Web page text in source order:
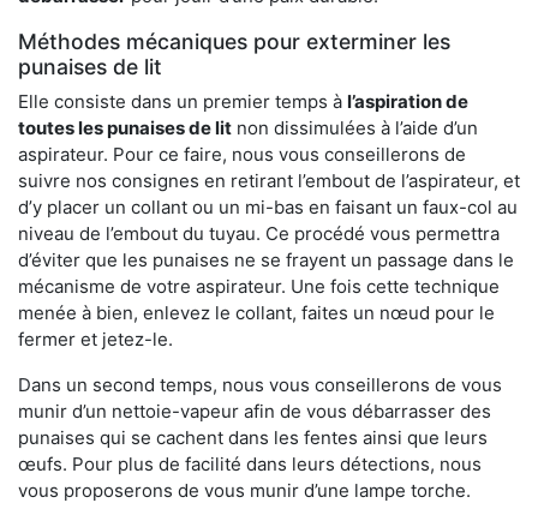
Méthodes mécaniques pour exterminer les
punaises de lit
Elle consiste dans un premier temps à l’aspiration de
toutes les punaises de lit non dissimulées à l’aide d’un
aspirateur. Pour ce faire, nous vous conseillerons de
suivre nos consignes en retirant l’embout de l’aspirateur, et
d’y placer un collant ou un mi-bas en faisant un faux-col au
niveau de l’embout du tuyau. Ce procédé vous permettra
d’éviter que les punaises ne se frayent un passage dans le
mécanisme de votre aspirateur. Une fois cette technique
menée à bien, enlevez le collant, faites un nœud pour le
fermer et jetez-le.
Dans un second temps, nous vous conseillerons de vous
munir d’un nettoie-vapeur afin de vous débarrasser des
punaises qui se cachent dans les fentes ainsi que leurs
œufs. Pour plus de facilité dans leurs détections, nous
vous proposerons de vous munir d’une lampe torche.